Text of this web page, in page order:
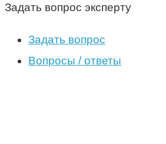
Задать вопрос эксперту
Задать вопрос
Вопросы / ответы